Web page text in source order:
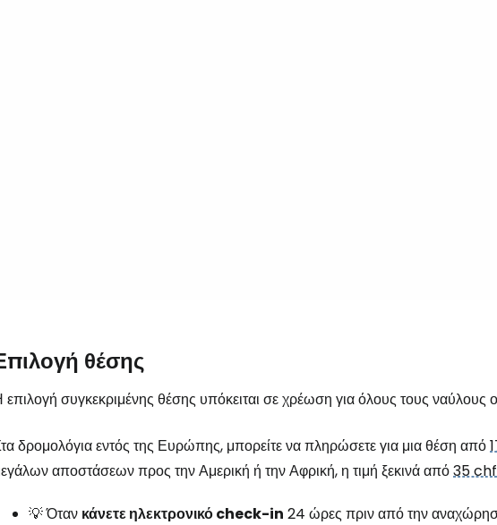
θέσης
επιλογή συγκεκριμένης θέσης υπόκειται σε χρέωση για όλους τους ναύλους
δρομολόγια εντός της Ευρώπης, μπορείτε να πληρώσετε για μια θέση από
αποστάσεων προς την Αμερική ή την Αφρική, η τιμή ξεκινά από35 chf
💡 Όταν κάνετε ηλεκτρονικό check-in 24 ώρες πριν από την